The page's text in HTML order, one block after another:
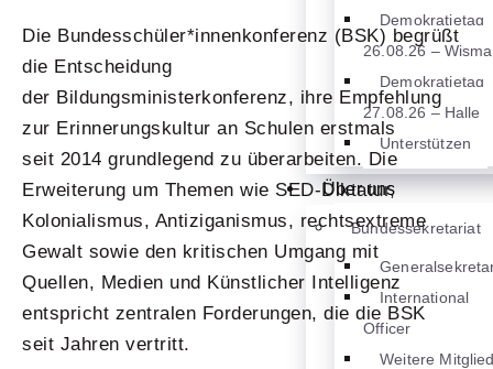
Demokratietag
26.08.26 –
Demokratietag
27.08.26 – Halle
Unterstützen
Über uns
Bundessekretariat
International
Officer
Weitere
Die Bundesschüler*innenkonferenz (BSK) begrüßt
die Entscheidung
der Bildungsministerkonferenz, ihre Empfehlung
zur Erinnerungskultur an Schulen erstmals
seit 2014 grundlegend zu überarbeiten. Die
Erweiterung um Themen wie SED-Diktatur,
Kolonialismus, Antiziganismus, rechtsextreme
Gewalt sowie den kritischen Umgang mit
Quellen, Medien und Künstlicher Intelligenz
entspricht zentralen Forderungen, die die BSK
seit Jahren vertritt.